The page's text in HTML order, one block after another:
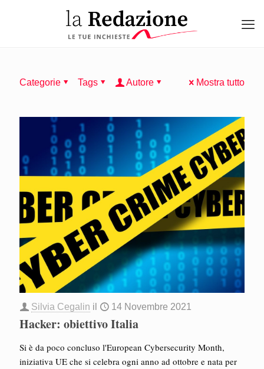
Categorie Tags Autore Mostra tutto
Silvia Cegalin il 14 Novembre 2021
Hacker: obiettivo Italia
Si è da poco concluso l'European Cybersecurity Month,
iniziativa UE che si celebra ogni anno ad ottobre e nata per